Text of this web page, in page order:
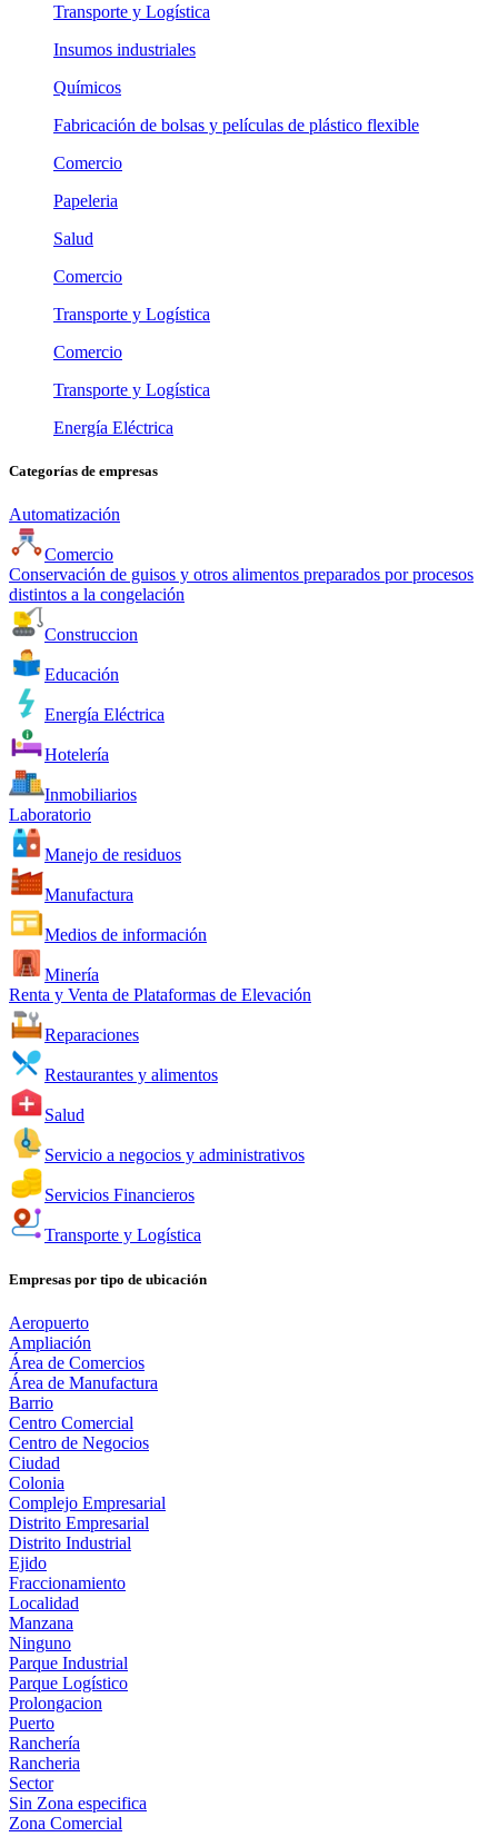
Transporte y Logística
Insumos industriales
Químicos
Fabricación de bolsas y películas de plástico flexible
Comercio
Papeleria
Salud
Comercio
Transporte y Logística
Comercio
Transporte y Logística
Energía Eléctrica
Categorías de empresas
Automatización
Comercio
Conservación de guisos y otros alimentos preparados por procesos
distintos a la congelación
Construccion
Educación
Energía Eléctrica
Hotelería
Inmobiliarios
Laboratorio
Manejo de residuos
Manufactura
Medios de información
Minería
Renta y Venta de Plataformas de Elevación
Reparaciones
Restaurantes y alimentos
Salud
Servicio a negocios y administrativos
Servicios Financieros
Transporte y Logística
Empresas por tipo de ubicación
Aeropuerto
Ampliación
Área de Comercios
Área de Manufactura
Barrio
Centro Comercial
Centro de Negocios
Ciudad
Colonia
Complejo Empresarial
Distrito Empresarial
Distrito Industrial
Ejido
Fraccionamiento
Localidad
Manzana
Ninguno
Parque Industrial
Parque Logístico
Prolongacion
Puerto
Ranchería
Rancheria
Sector
Sin Zona especifica
Zona Comercial